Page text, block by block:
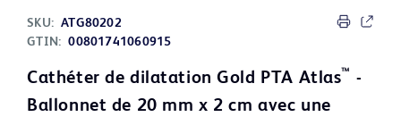
SKU: ATG80202
GTIN: 00801741060915
Cathéter de dilatation Gold PTA Atlas™ -
Ballonnet de 20 mm x 2 cm avec une